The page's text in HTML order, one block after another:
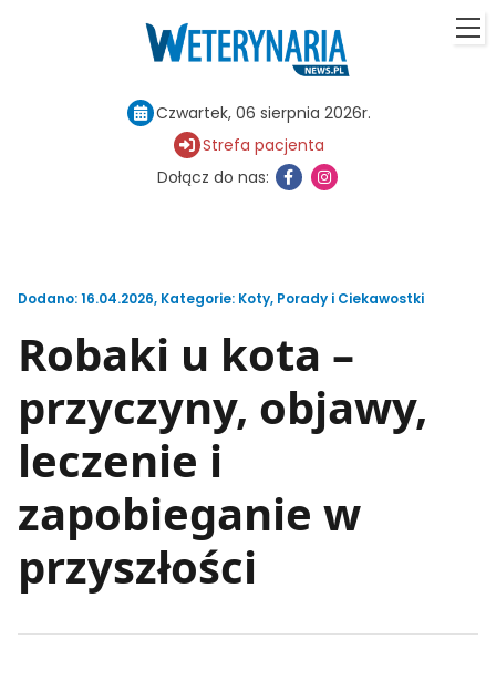
Czwartek, 06 sierpnia 2026r.
Strefa pacjenta
Dołącz do nas:
Dodano: 16.04.2026, Kategorie: Koty, Porady i Ciekawostki
Robaki u kota –
przyczyny, objawy,
leczenie i
zapobieganie w
przyszłości